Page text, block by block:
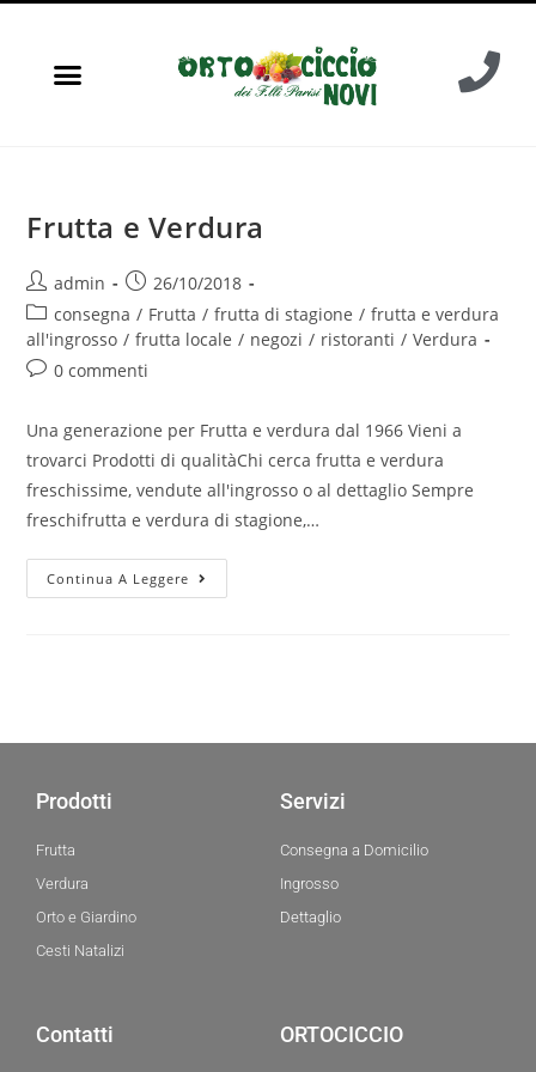
Frutta e Verdura
admin
26/10/2018
consegna / Frutta / frutta di stagione / frutta e verdura
all'ingrosso / frutta locale / negozi / ristoranti / Verdura
0 commenti
Una generazione per Frutta e verdura dal 1966 Vieni a
trovarci Prodotti di qualitàChi cerca frutta e verdura
freschissime, vendute all'ingrosso o al dettaglio Sempre
freschifrutta e verdura di stagione,…
Continua A Leggere
Prodotti
Frutta
Verdura
Orto e Giardino
Cesti Natalizi
Servizi
Consegna a Domicilio
Ingrosso
Dettaglio
Contatti ORTOCICCIO